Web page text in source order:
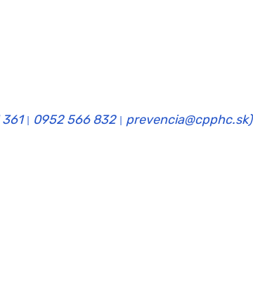
361 0952 566 832 prevencia@cpphc.sk)